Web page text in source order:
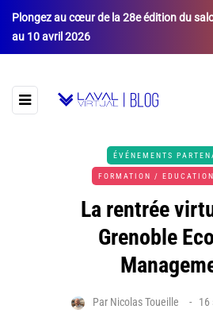
Plongez au cœur de la 28e édition du
au 10 avril 2026
ÉVÉNEMENTS
FORMATION / EDUCATION
La rentrée
Grenoble
Par Nicolas Toueille 16